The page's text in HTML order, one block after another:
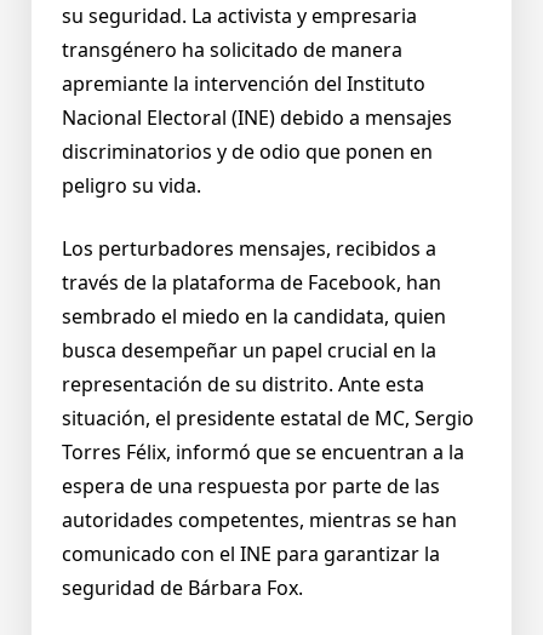
su seguridad. La activista y empresaria
transgénero ha solicitado de manera
apremiante la intervención del Instituto
Nacional Electoral (INE) debido a mensajes
discriminatorios y de odio que ponen en
peligro su vida.
Los perturbadores mensajes, recibidos a
través de la plataforma de Facebook, han
sembrado el miedo en la candidata, quien
busca desempeñar un papel crucial en la
representación de su distrito. Ante esta
situación, el presidente estatal de MC, Sergio
Torres Félix, informó que se encuentran a la
espera de una respuesta por parte de las
autoridades competentes, mientras se han
comunicado con el INE para garantizar la
seguridad de Bárbara Fox.